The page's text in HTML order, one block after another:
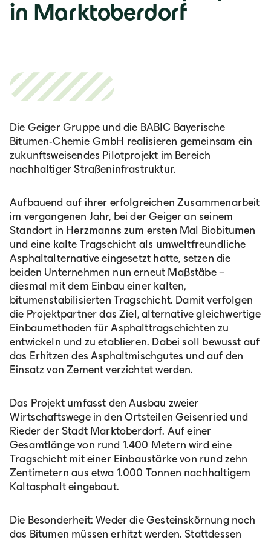
in Marktoberdorf
Die Geiger Gruppe und die BABIC Bayerische
Bitumen-Chemie GmbH realisieren gemeinsam ein
zukunftsweisendes Pilotprojekt im Bereich
nachhaltiger Straßeninfrastruktur.
Aufbauend auf ihrer erfolgreichen Zusammenarbeit
im vergangenen Jahr, bei der Geiger an seinem
Standort in Herzmanns zum ersten Mal Biobitumen
und eine kalte Tragschicht als umweltfreundliche
Asphaltalternative eingesetzt hatte, setzen die
beiden Unternehmen nun erneut Maßstäbe –
diesmal mit dem Einbau einer kalten,
bitumenstabilisierten Tragschicht. Damit verfolgen
die Projektpartner das Ziel, alternative gleichwertige
Einbaumethoden für Asphalttragschichten zu
entwickeln und zu etablieren. Dabei soll bewusst auf
das Erhitzen des Asphaltmischgutes und auf den
Einsatz von Zement verzichtet werden.
Das Projekt umfasst den Ausbau zweier
Wirtschaftswege in den Ortsteilen Geisenried und
Rieder der Stadt Marktoberdorf. Auf einer
Gesamtlänge von rund 1.400 Metern wird eine
Tragschicht mit einer Einbaustärke von rund zehn
Zentimetern aus etwa 1.000 Tonnen nachhaltigem
Kaltasphalt eingebaut.
Die Besonderheit: Weder die Gesteinskörnung noch
das Bitumen müssen erhitzt werden. Stattdessen
Lb. română